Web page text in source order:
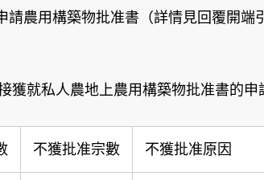
農用構築物批准書（詳情見回覆開
獲就私人農地上農用構築物批准書的
不獲批准宗數 不獲批准原因